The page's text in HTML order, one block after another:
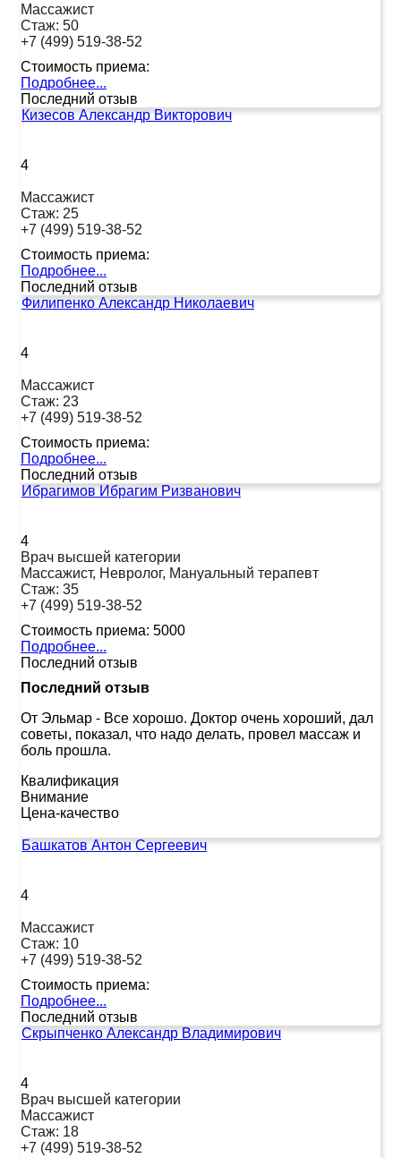
Массажист
Стаж: 50
+7 (499) 519-38-52
Стоимость приема:
Подробнее...
Последний отзыв
Кизесов Александр Викторович
4
Массажист
Стаж: 25
+7 (499) 519-38-52
Стоимость приема:
Подробнее...
Последний отзыв
Филипенко Александр Николаевич
4
Массажист
Стаж: 23
+7 (499) 519-38-52
Стоимость приема:
Подробнее...
Последний отзыв
Ибрагимов Ибрагим Ризванович
4
Врач высшей категории
Массажист, Невролог, Мануальный терапевт
Стаж: 35
+7 (499) 519-38-52
Стоимость приема: 5000
Подробнее...
Последний отзыв
Последний отзыв
От Эльмар - Все хорошо. Доктор очень хороший, дал
советы, показал, что надо делать, провел массаж и
боль прошла.
Квалификация
Внимание
Цена-качество
Башкатов Антон Сергеевич
4
Массажист
Стаж: 10
+7 (499) 519-38-52
Стоимость приема:
Подробнее...
Последний отзыв
Скрыпченко Александр Владимирович
4
Врач высшей категории
Массажист
Стаж: 18
+7 (499) 519-38-52